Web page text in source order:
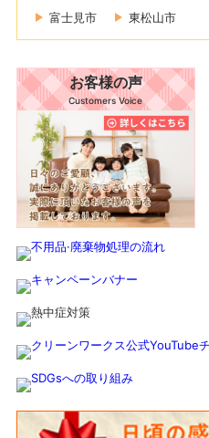
富士見市
東松山市
お客様の声
Customers Voice